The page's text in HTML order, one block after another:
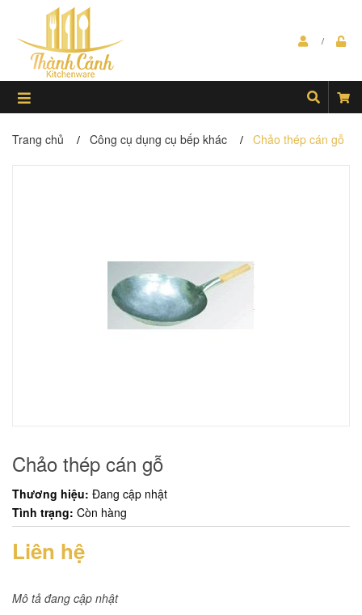
Trang chủ / Công cụ dụng cụ bếp khác / Chảo thép cán gỗ
Chảo thép cán gỗ
Thương hiệu: Đang cập nhật
Tình trạng: Còn hàng
Liên hệ
Mô tả đang cập nhật